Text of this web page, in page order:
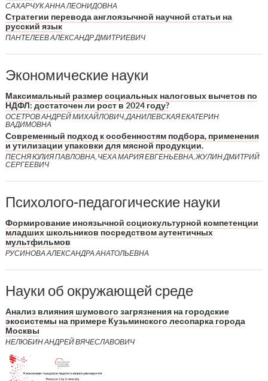
САХАРЧУК АННА ЛЕОНИДОВНА
Стратегии перевода англоязычной научной статьи на
русский язык
ПАНТЕЛЕЕВ АЛЕКСАНДР ДМИТРИЕВИЧ
Экономические науки
Максимальный размер социальных налоговых вычетов по
НДФЛ: достаточен ли рост в 2024 году?
ОСЕТРОВ АНДРЕЙ МИХАЙЛОВИЧ, ДАНИЛЕВСКАЯ ЕКАТЕРИН
ВАДИМОВНА
Современный подход к особенностям подбора, применения
и утилизации упаковки для мясной продукции.
ПЕСНЯ ЮЛИЯ ПАВЛОВНА, ЧЕХА МАРИЯ ЕВГЕНЬЕВНА, ЖУЛИН ДМИТРИЙ
СЕРГЕЕВИЧ
Психолого-педагогические науки
Формирование иноязычной социокультурной компетенции
младших школьников посредством аутентичных
мультфильмов
РУСИНОВА АЛЕКСАНДРА АНАТОЛЬЕВНА
Науки об окружающей среде
Анализ влияния шумового загрязнения на городские
экосистемы на примере Кузьминского лесопарка города
Москвы
НЕЛЮБИН АНДРЕЙ ВЯЧЕСЛАВОВИЧ